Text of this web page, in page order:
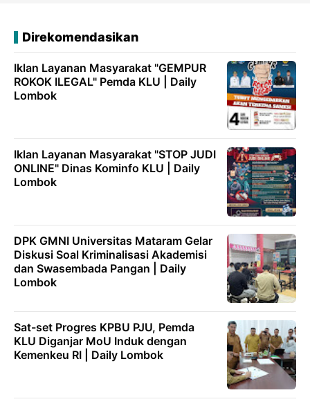
Direkomendasikan
Iklan Layanan Masyarakat "GEMPUR
ROKOK ILEGAL" Pemda KLU | Daily
Lombok
Iklan Layanan Masyarakat "STOP JUDI
ONLINE" Dinas Kominfo KLU | Daily
Lombok
DPK GMNI Universitas Mataram Gelar
Diskusi Soal Kriminalisasi Akademisi
dan Swasembada Pangan | Daily
Lombok
Sat-set Progres KPBU PJU, Pemda
KLU Diganjar MoU Induk dengan
Kemenkeu RI | Daily Lombok